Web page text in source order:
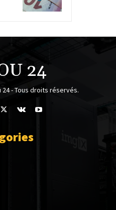
24
- Tous droits réservés.